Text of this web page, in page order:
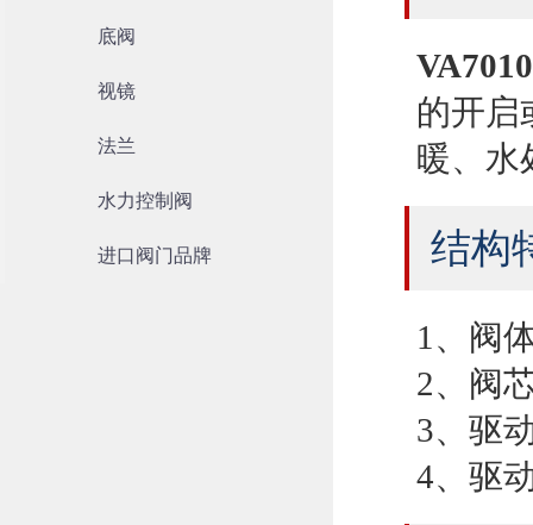
底阀
视镜
法兰
水力控制阀
进口阀门品牌
的开启
暖、水
结构
1、阀
2、阀
3、驱
4、驱